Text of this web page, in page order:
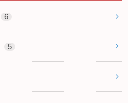
6
5